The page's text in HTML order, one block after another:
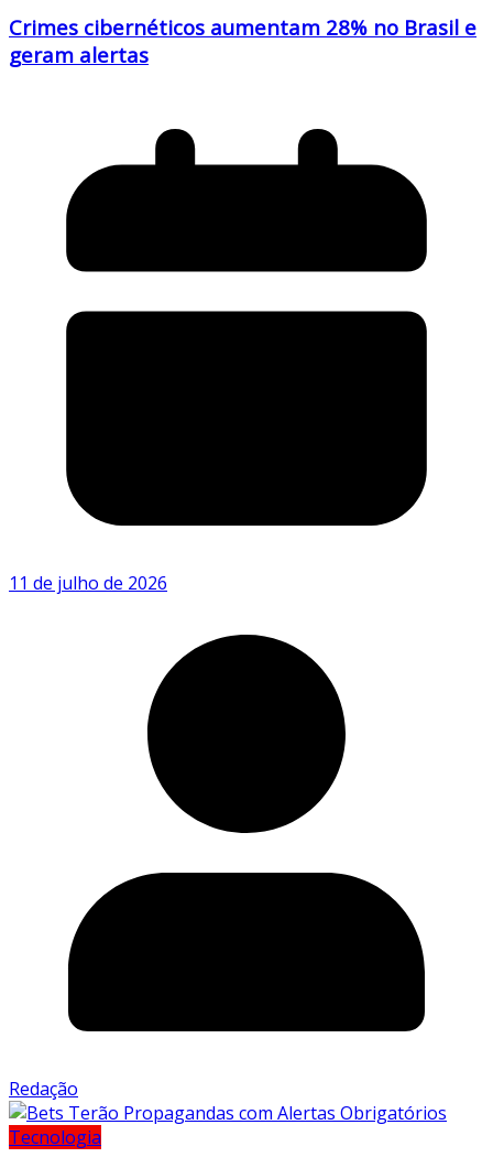
Crimes cibernéticos aumentam 28% no Brasil e
geram alertas
11 de julho de 2026
Redação
Tecnologia